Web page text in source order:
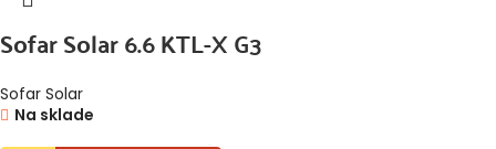
Sofar Solar 6.6 KTL-X G3
Sofar Solar
Na sklade